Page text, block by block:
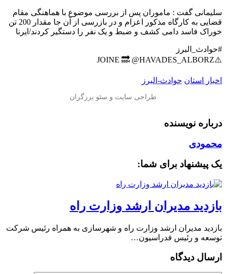
سلیمانی گفت : ماموران پس از بررسی موضوع با هماهنگی مقام
قضایی به کارگاه مذکور اعزام و در بازرسی از آن جا مقدار 200 تن
خوراک فاسد دامی کشف و ضبط و یک نفر را دستگیر کردند/ایرنا
#حوادث_البرز
⚠️JOINE 🔜 @HAVADES_ALBORZ
اخبار استان حوادث-البرز
درباره نویسنده
محمودی
یک پیشنهاد برای شما:
بازدید مدیران ارشد وزارت راه
بازدید مدیران ارشد وزارت راه و شهرسازی به همراه رئیس شرکت
توسعه و رئیس فدراسیون…
ارسال دیدگاه